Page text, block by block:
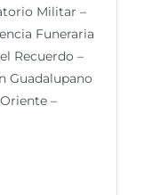
Militar –
Funeraria
Recuerdo –
Guadalupano
–